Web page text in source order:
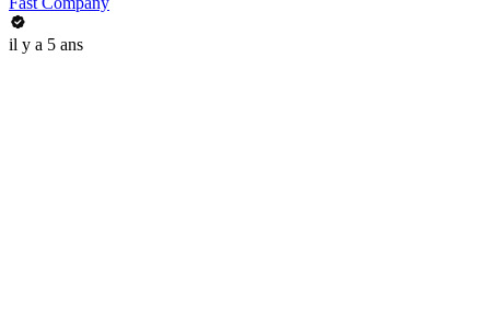
il y a 5 ans